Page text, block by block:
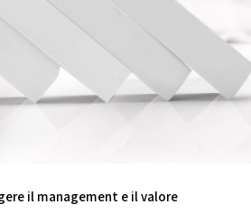
il management e il valore